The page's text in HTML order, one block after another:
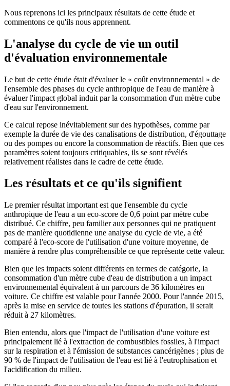
Nous reprenons ici les principaux résultats de cette étude et
commentons ce qu'ils nous apprennent.
L'analyse du cycle de vie un outil
d'évaluation environnementale
Le but de cette étude était d'évaluer le « coût environnemental » de
l'ensemble des phases du cycle anthropique de l'eau de manière à
évaluer l'impact global induit par la consommation d'un mètre cube
d'eau sur l'environnement.
Ce calcul repose inévitablement sur des hypothèses, comme par
exemple la durée de vie des canalisations de distribution, d'égouttage
ou des pompes ou encore la consommation de réactifs. Bien que ces
paramètres soient toujours critiquables, ils se sont révélés
relativement réalistes dans le cadre de cette étude.
Les résultats et ce qu'ils signifient
Le premier résultat important est que l'ensemble du cycle
anthropique de l'eau a un eco-score de 0,6 point par mètre cube
distribué. Ce chiffre, peu familier aux personnes qui ne pratiquent
pas de manière quotidienne une analyse du cycle de vie, a été
comparé à l'eco-score de l'utilisation d'une voiture moyenne, de
manière à rendre plus compréhensible ce que représente cette valeur.
Bien que les impacts soient différents en termes de catégorie, la
consommation d'un mètre cube d'eau de distribution a un impact
environnemental équivalent à un parcours de 36 kilomètres en
voiture. Ce chiffre est valable pour l'année 2000. Pour l'année 2015,
après la mise en service de toutes les stations d'épuration, il serait
réduit à 27 kilomètres.
Bien entendu, alors que l'impact de l'utilisation d'une voiture est
principalement lié à l'extraction de combustibles fossiles, à l'impact
sur la respiration et à l'émission de substances cancérigènes ; plus de
90 % de l'impact de l'utilisation de l'eau est lié à l'eutrophisation et
l'acidification du milieu.